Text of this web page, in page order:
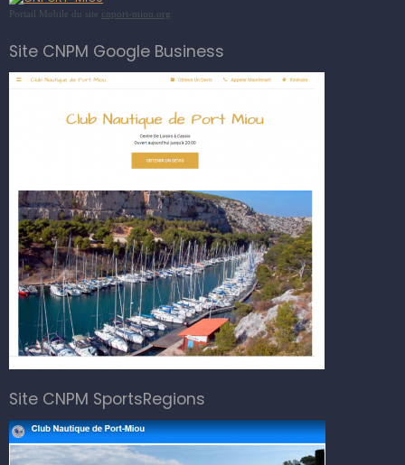
Portail Mobile du site cnport-miou.org
Site CNPM Google Business
Site CNPM SportsRegions